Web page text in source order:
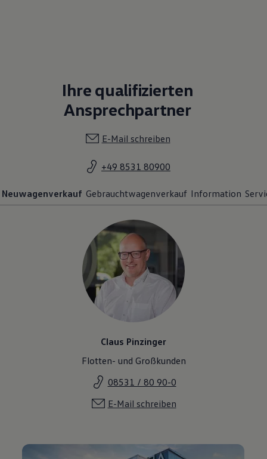
Ihre qualifizierten
Ansprechpartner
E-Mail schreiben
+49 8531 80900
Neuwagenverkauf Gebrauchtwagenverkauf Information
Claus Pinzinger
Flotten- und Großkunden
08531 / 80 90-0
E-Mail schreiben